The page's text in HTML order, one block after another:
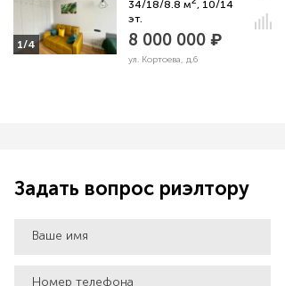
1/4
34/18/8.8 м , 10/14
эт.
8 000 000 ₽
ул. Кортоева, д.6
Задать вопрос риэлтору